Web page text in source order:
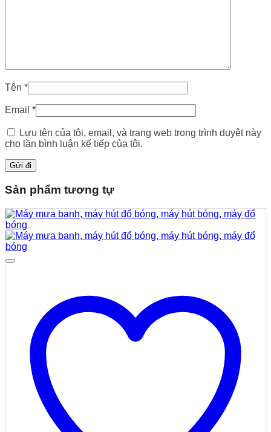
Tên *
Email *
Lưu tên của tôi, email, và trang web trong trình duyệt này
cho lần bình luận kế tiếp của tôi.
Sản phẩm tương tự